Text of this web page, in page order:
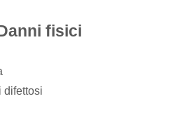
fisici
difettosi